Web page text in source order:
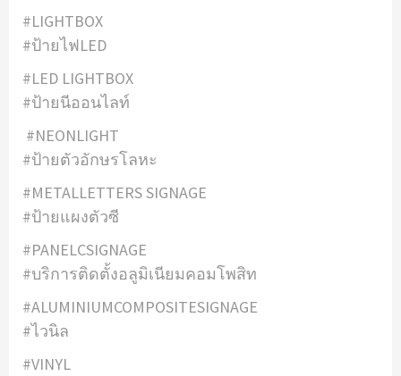
#LIGHTBOX
#ป้ายไฟLED
#LED LIGHTBOX
#ป้ายนีออนไลท์
#NEONLIGHT
#ป้ายตัวอักษรโลหะ
#METALLETTERS SIGNAGE
#ป้ายแผงตัวซี
#PANELCSIGNAGE
#บริการติดตั้งอลูมิเนียมคอมโพสิท
#ALUMINIUMCOMPOSITESIGNAGE
#ไวนิล
#VINYL